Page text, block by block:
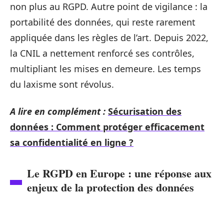
non plus au RGPD. Autre point de vigilance : la
portabilité des données, qui reste rarement
appliquée dans les règles de l’art. Depuis 2022,
la CNIL a nettement renforcé ses contrôles,
multipliant les mises en demeure. Les temps
du laxisme sont révolus.
A lire en complément : Sécurisation des
données : Comment protéger efficacement
sa confidentialité en ligne ?
Le RGPD en Europe : une réponse aux
enjeux de la protection des données